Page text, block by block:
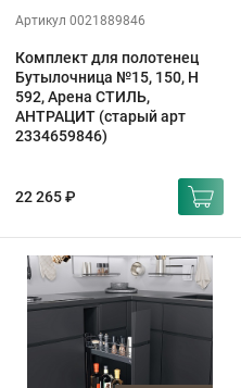
Артикул 0021889846
Комплект для полотенец
Бутылочница №15, 150, H
592, Арена СТИЛЬ,
АНТРАЦИТ (старый арт
2334659846)
22 265 ₽